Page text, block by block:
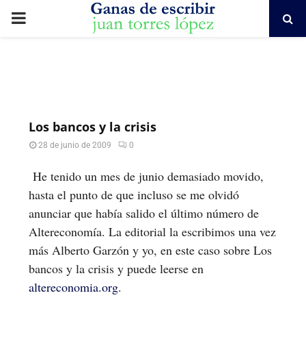
PRIMARY
Los bancos y la crisis
28 de junio de 2009 0
He tenido un mes de junio demasiado movido,
hasta el punto de que incluso se me olvidó
anunciar que había salido el último número de
Altereconomía. La editorial la escribimos una vez
más Alberto Garzón y yo, en este caso sobre Los
bancos y la crisis y puede leerse en
altereconomia.org.